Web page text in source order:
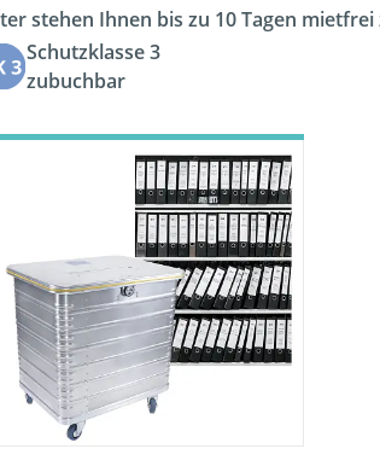
stehen Ihnen bis zu 10 Tagen
Schutzklasse 3
zubuchbar